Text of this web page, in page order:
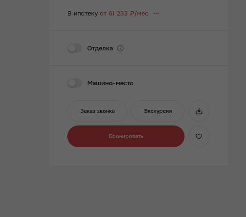
В ипотекуот 61 233 ₽/мес.
Отделка
Машино-место
Заказ звонка Экскурсия
Бронировать